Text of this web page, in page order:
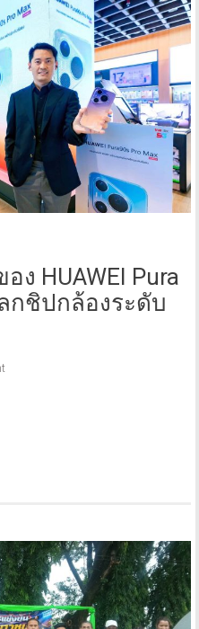
ง HUAWEI Pura
กชิปกล้องระดับ